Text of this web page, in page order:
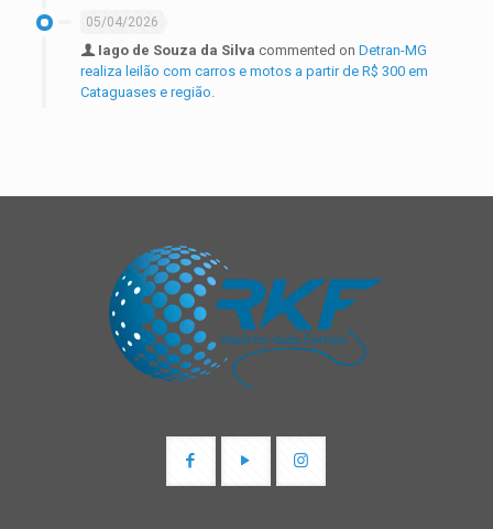
05/04/2026
Iago de Souza da Silva commented on Detran-MG
realiza leilão com carros e motos a partir de R$ 300 em
Cataguases e região.